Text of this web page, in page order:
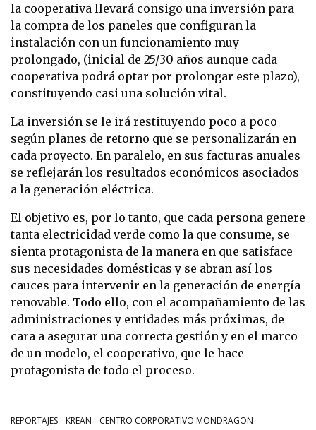
la cooperativa llevará consigo una inversión para
la compra de los paneles que configuran la
instalación con un funcionamiento muy
prolongado, (inicial de 25/30 años aunque cada
cooperativa podrá optar por prolongar este plazo),
constituyendo casi una solución vital.
La inversión se le irá restituyendo poco a poco
según planes de retorno que se personalizarán en
cada proyecto. En paralelo, en sus facturas anuales
se reflejarán los resultados económicos asociados
a la generación eléctrica.
El objetivo es, por lo tanto, que cada persona genere
tanta electricidad verde como la que consume, se
sienta protagonista de la manera en que satisface
sus necesidades domésticas y se abran así los
cauces para intervenir en la generación de energía
renovable. Todo ello, con el acompañamiento de las
administraciones y entidades más próximas, de
cara a asegurar una correcta gestión y en el marco
de un modelo, el cooperativo, que le hace
protagonista de todo el proceso.
REPORTAJES KREAN CENTRO CORPORATIVO MONDRAGON